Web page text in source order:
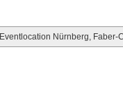
Eventlocation Nürnberg, Faber-